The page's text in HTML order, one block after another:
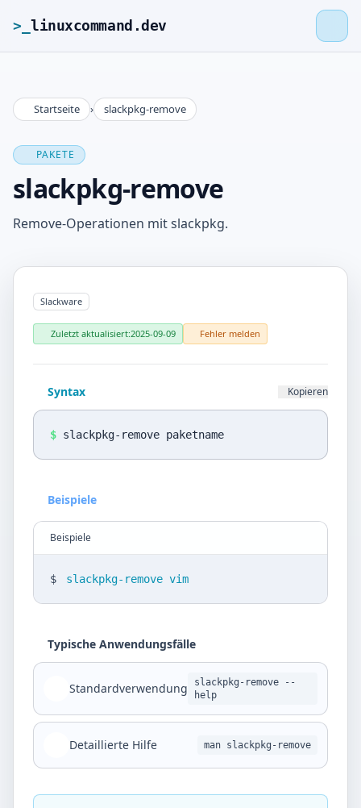
>_ linuxcommand.dev
>_linuxcommand.dev
Roadmap
Kontakt
Impressum
Datenschutz
DE EN
Startseite › slackpkg-remove
PAKETE
slackpkg-remove
Remove-Operationen mit slackpkg.
Slackware
Zuletzt aktualisiert:2025-09-09 Fehler melden
Syntax Kopieren
$ slackpkg-remove paketname
Beispiele
Beispiele
$ slackpkg-remove vim
Typische Anwendungsfälle
Standardverwendung
slackpkg-remove --
help
Detaillierte Hilfe man slackpkg-remove